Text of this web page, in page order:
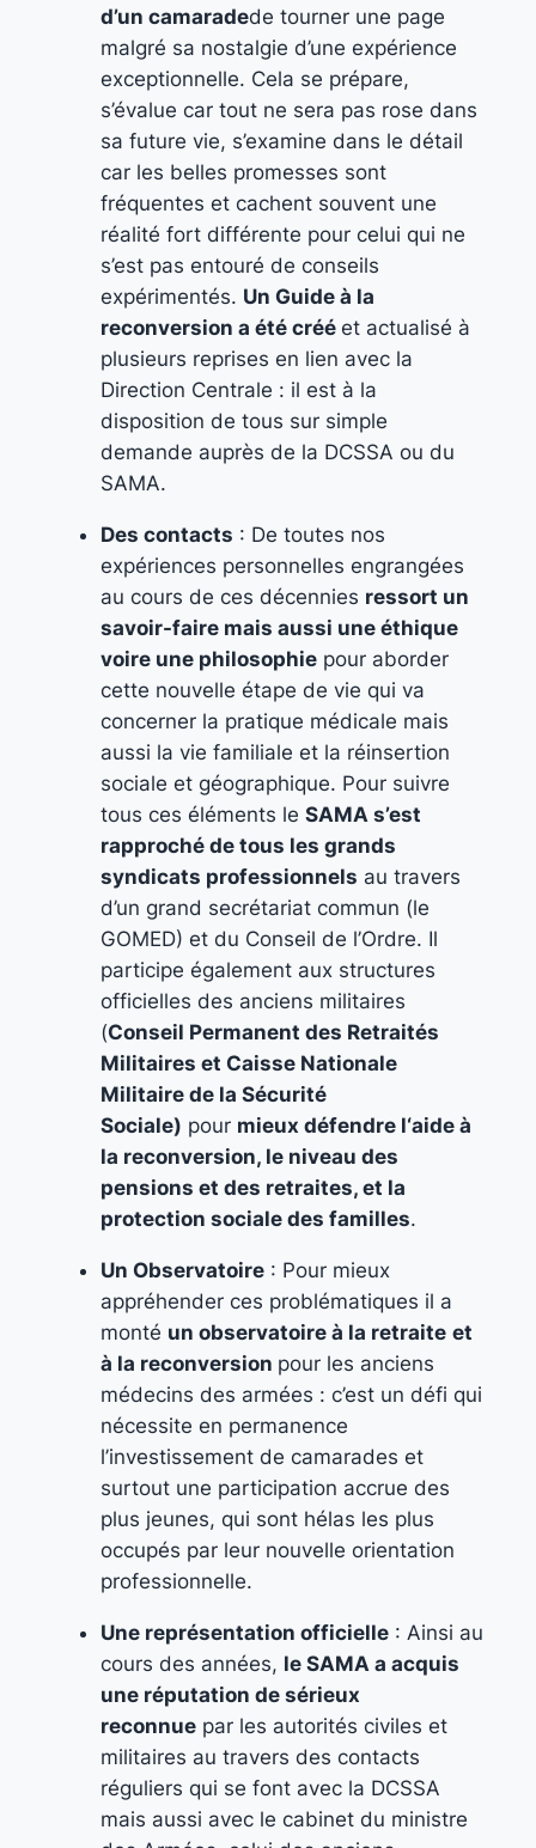
d’un camaradede tourner une page
malgré sa nostalgie d’une expérience
exceptionnelle. Cela se prépare,
s’évalue car tout ne sera pas rose dans
sa future vie, s’examine dans le détail
car les belles promesses sont
fréquentes et cachent souvent une
réalité fort différente pour celui qui ne
s’est pas entouré de conseils
expérimentés. Un Guide à la
reconversion a été créé et actualisé à
plusieurs reprises en lien avec la
Direction Centrale : il est à la
disposition de tous sur simple
demande auprès de la DCSSA ou du
SAMA.
Des contacts : De toutes nos
expériences personnelles engrangées
au cours de ces décennies ressort un
savoir-faire mais aussi une éthique
voire une philosophiepour aborder
cette nouvelle étape de vie qui va
concerner la pratique médicale mais
aussi la vie familiale et la réinsertion
sociale et géographique. Pour suivre
tous ces éléments le SAMA s’est
rapproché de tous les grands
syndicats professionnels au travers
d’un grand secrétariat commun (le
GOMED) et du Conseil de l’Ordre. Il
participe également aux structures
officielles des anciens militaires
(Conseil Permanent des Retraités
Militaires et Caisse Nationale
Militaire de la Sécurité
Sociale) pour mieux défendre l‘aide à
la reconversion, le niveau des
pensions et des retraites, et la
protection sociale des familles.
Un Observatoire: Pour mieux
appréhender ces problématiques il a
monté un observatoire à la retraite et
à la reconversion pour les anciens
médecins des armées : c’est un défi qui
nécessite en permanence
l’investissement de camarades et
surtout une participation accrue des
plus jeunes, qui sont hélas les plus
occupés par leur nouvelle orientation
professionnelle.
Une représentation officielle: Ainsi au
cours des années, le SAMA a acquis
une réputation de sérieux
reconnuepar les autorités civiles et
militaires au travers des contacts
réguliers qui se font avec la DCSSA
mais aussi avec le cabinet du ministre